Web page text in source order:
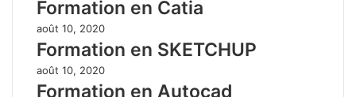
Formation en Catia
août 10, 2020
Formation en SKETCHUP
août 10, 2020
Formation en Autocad